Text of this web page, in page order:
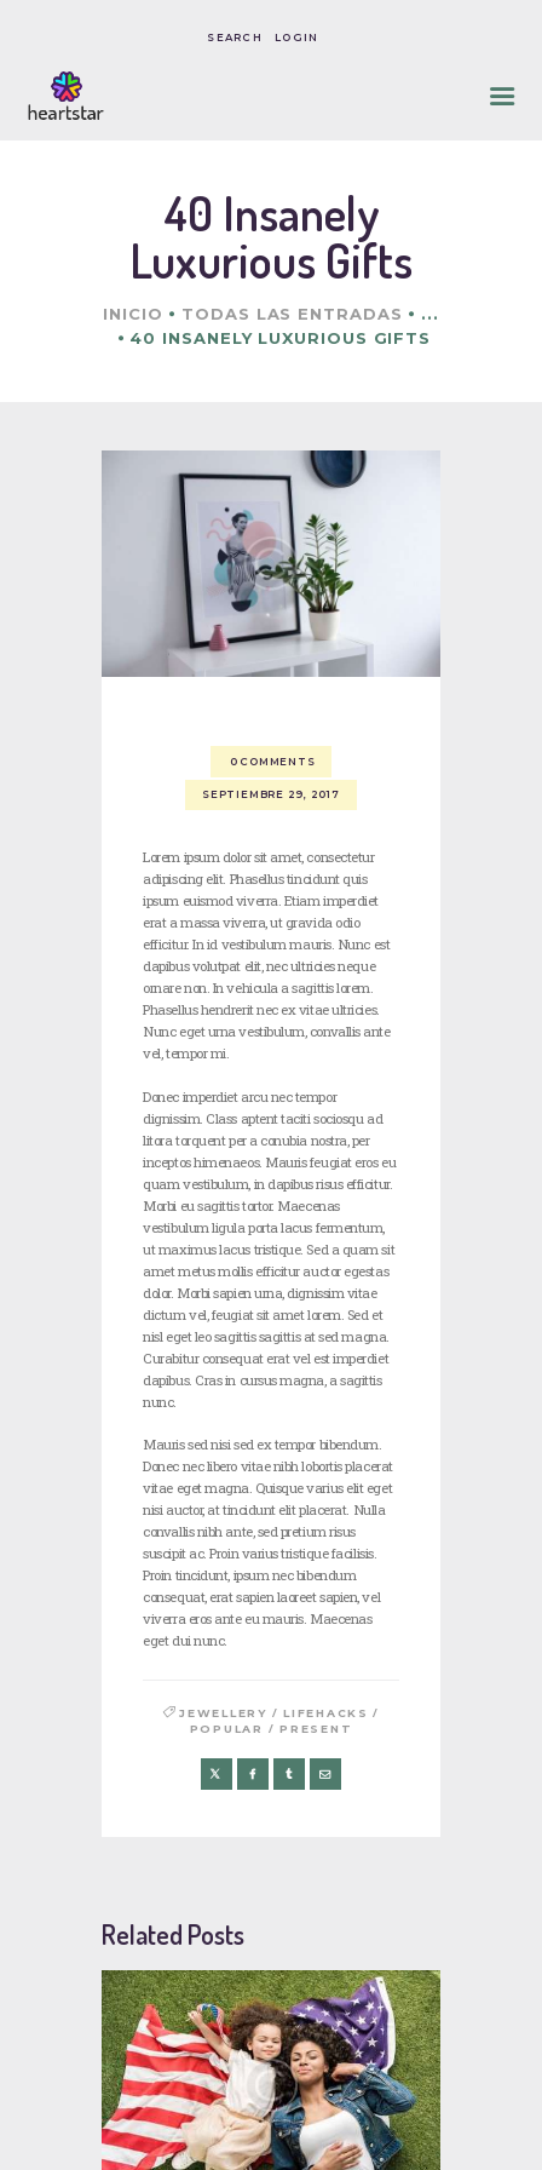
LOGIN
40 Insanely
Luxurious Gifts
INICIO TODAS LAS ENTRADAS
...
40 INSANELY LUXURIOUS GIFTS
NUESTRO ENFOQUE
CONSENTIMIENTO,
POLÍTICAS & COSTOS
CONTACTO
0 COMMENTS
SEPTIEMBRE 29, 2017
Lorem ipsum dolor sit amet, consectetur
adipiscing elit. Phasellus tincidunt quis
ipsum euismod viverra. Etiam imperdiet
erat a massa viverra, ut gravida odio
efficitur. In id vestibulum mauris. Nunc est
dapibus volutpat elit, nec ultricies neque
ornare non. In vehicula a sagittis lorem.
Phasellus hendrerit nec ex vitae ultricies.
Nunc eget urna vestibulum, convallis ante
vel, tempor mi.
Donec imperdiet arcu nec tempor
dignissim. Class aptent taciti sociosqu ad
litora torquent per a conubia nostra, per
inceptos himenaeos. Mauris feugiat eros eu
quam vestibulum, in dapibus risus efficitur.
Morbi eu sagittis tortor. Maecenas
vestibulum ligula porta lacus fermentum,
ut maximus lacus tristique. Sed a quam sit
amet metus mollis efficitur auctor egestas
dolor. Morbi sapien urna, dignissim vitae
dictum vel, feugiat sit amet lorem. Sed et
nisl eget leo sagittis sagittis at sed magna.
Curabitur consequat erat vel est imperdiet
dapibus. Cras in cursus magna, a sagittis
nunc.
Mauris sed nisi sed ex tempor bibendum.
Donec nec libero vitae nibh lobortis placerat
vitae eget magna. Quisque varius elit eget
nisi auctor, at tincidunt elit placerat. Nulla
convallis nibh ante, sed pretium risus
suscipit ac. Proin varius tristique facilisis.
Proin tincidunt, ipsum nec bibendum
consequat, erat sapien laoreet sapien, vel
viverra eros ante eu mauris. Maecenas
eget dui nunc.
JEWELLERY /LIFEHACKS /
POPULAR /PRESENT
Related Posts